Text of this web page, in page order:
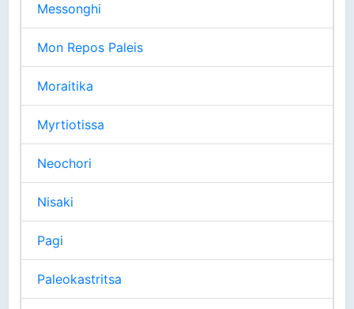
Messonghi
Mon Repos Paleis
Moraitika
Myrtiotissa
Neochori
Nisaki
Pagi
Paleokastritsa